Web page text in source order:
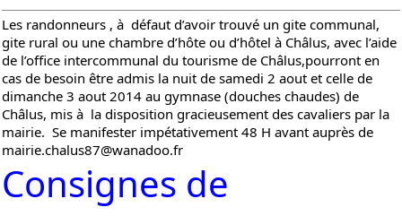
Les randonneurs , à défaut d’avoir trouvé un gite communal,
gite rural ou une chambre d’hôte ou d’hôtel à Châlus, avec l’aide
de l’office intercommunal du tourisme de Châlus,pourront en
cas de besoin être admis la nuit de samedi 2 aout et celle de
dimanche 3 aout 2014 au gymnase (douches chaudes) de
Châlus, mis à la disposition gracieusement des cavaliers par la
mairie. Se manifester impétativement 48 H avant auprès de
mairie.chalus87@wanadoo.fr
Consignes de